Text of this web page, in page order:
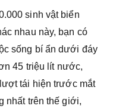
sinh vật biển
nhau này, bạn có
sống bí ẩn dưới đáy
45 triệu lít nước,
tái hiện trước mắt
nhất trên thế giới,